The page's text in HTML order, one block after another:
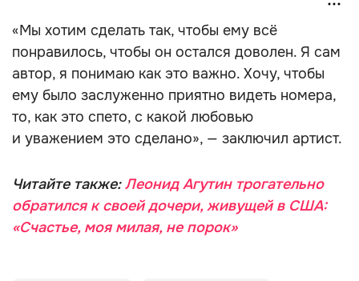
«Мы хотим сделать так, чтобы ему всё
понравилось, чтобы он остался доволен. Я сам
автор, я понимаю как это важно. Хочу, чтобы
ему было заслуженно приятно видеть номера,
то, как это спето, с какой любовью
и уважением это сделано», — заключил артист.
Читайте также:Леонид Агутин трогательно
обратился к своей дочери, живущей в США:
«Счастье, моя милая, не порок»